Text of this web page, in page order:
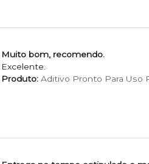
Muito bom, recomendo.
Excelente.
Produto:Aditivo Pronto Para Uso